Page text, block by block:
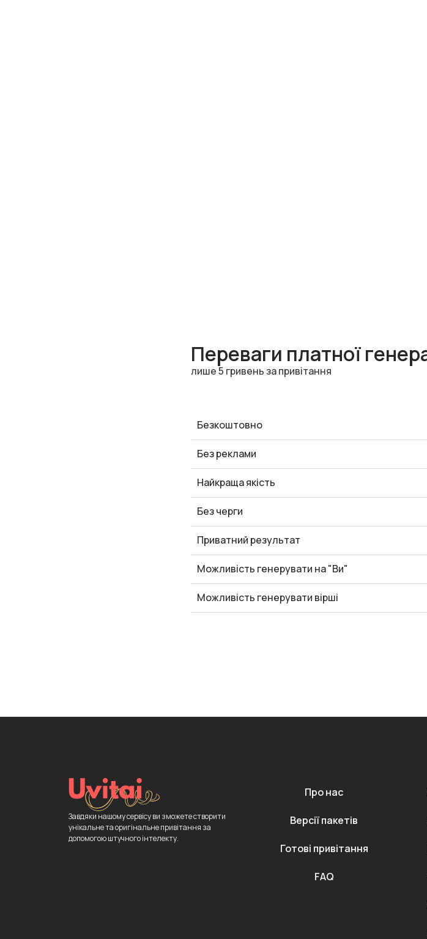
Переваги платної
лише 5 гривень за привітання
Безкоштовно
Без реклами
Найкраща якість
Без черги
Приватний результат
Можливість генерувати на "Ви"
Можливість генерувати вірші
Завдяки нашому сервісу ви зможете створити
унікальне та оригінальне привітання за
допомогою штучного інтелекту.
Про нас
Версії пакетів
Готові привітання
FAQ